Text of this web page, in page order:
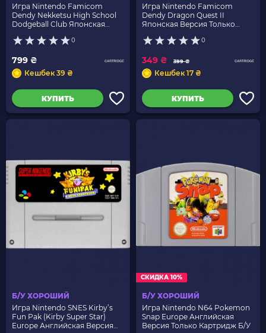
Игра Nintendo Famicom
Dendy Nekketsu High School
Dodgeball Club Японская
0
799 ₴
Кешбек 39 ₴
КУПИТЬ
Игра Nintendo Famicom
Dendy Dragon Quest II
Японская Версия Только
0
399 ₴
349 ₴
Кешбек 17 ₴
КУПИТЬ
Б/У ХОРОШИЙ
Игра Nintendo SNES Kirby’s
Fun Pak (Kirby Super Star)
Europe Английская Версия
СКИДКА 10%
Б/У ХОРОШИЙ
Игра Nintendo N64 Pokemon
Snap Europe Английская
Версия Только Картридж Б/У